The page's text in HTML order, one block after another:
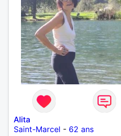
Alita
Saint-Marcel - 62 ans